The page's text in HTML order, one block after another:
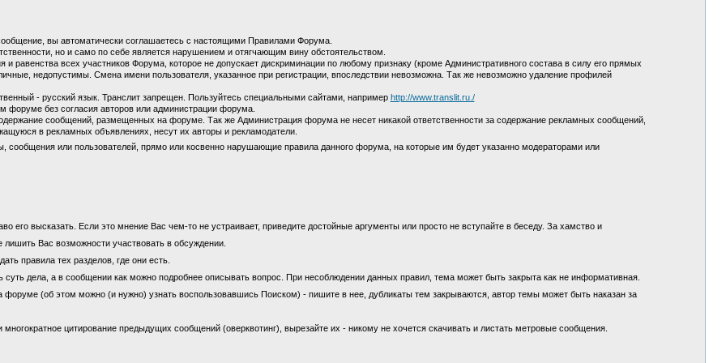
вы автоматически соглашаетесь с настоящими Правилами Форума.
но и само по себе является нарушением и отягчающим вину обстоятельством.
равенства всех участников Форума, которое не допускает дискриминации по любому признаку (кроме Административного состава в силу его прямых
недопустимы. Смена имени пользователя, указанное при регистрации, впоследствии невозможна. Так же невозможно удаление профилей
- русский язык. Транслит запрещен. Пользуйтесь специальными сайтами, например http://www.translit.ru./
без согласия авторов или администрации форума.
сообщений, размещенных на форуме. Так же Администрация форума не несет никакой ответственности за содержание рекламных сообщений,
в рекламных объявлениях, несут их авторы и рекламодатели.
сообщения или пользователей, прямо или косвенно нарушающие правила данного форума, на которые им будет указанно модераторами или
его высказать. Если это мнение Вас чем-то не устраивает, приведите достойные аргументы или просто не вступайте в беседу. За хамство и
Вас возможности участвовать в обсуждении.
правила тех разделов, где они есть.
дела, а в сообщении как можно подробнее описывать вопрос. При несоблюдении данных правил, тема может быть закрыта как не информативная.
(об этом можно (и нужно) узнать воспользовавшись Поиском) - пишите в нее, дубликаты тем закрываются, автор темы может быть наказан за
цитирование предыдущих сообщений (оверквотинг), вырезайте их - никому не хочется скачивать и листать метровые сообщения.